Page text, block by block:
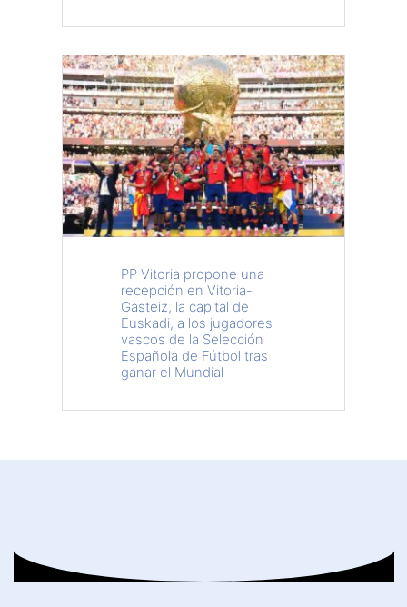
PP Vitoria propone una
recepción en Vitoria-
Gasteiz, la capital de
Euskadi, a los jugadores
vascos de la Selección
Española de Fútbol tras
ganar el Mundial